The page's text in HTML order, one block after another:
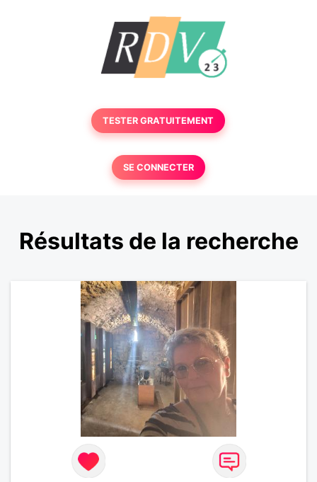
TESTER GRATUITEMENT
SE CONNECTER
Résultats de la recherche